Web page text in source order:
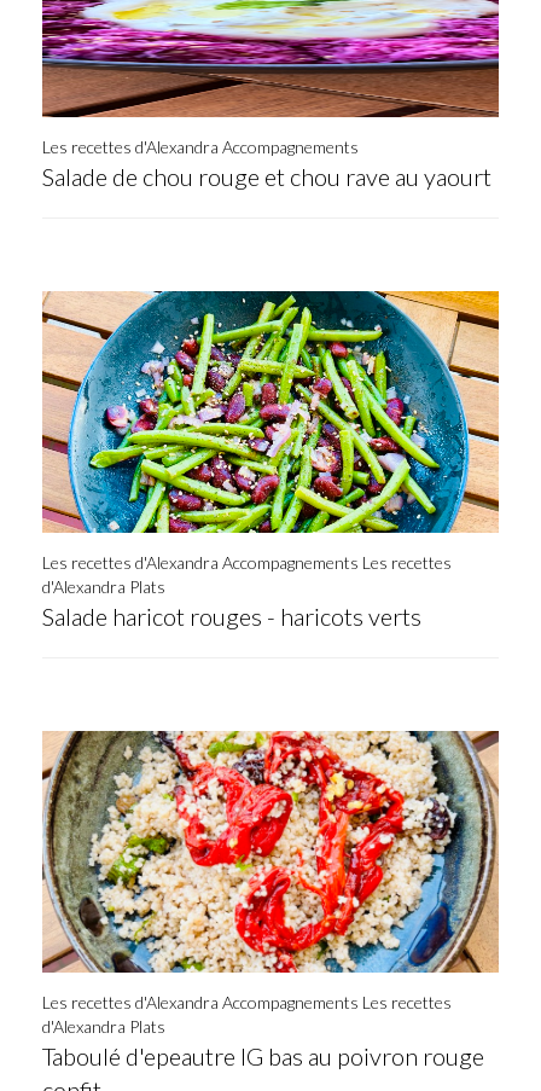
Les recettes d'Alexandra Accompagnements
Salade de chou rouge et chou rave au yaourt
Les recettes d'Alexandra Accompagnements Les recettes
d'Alexandra Plats
Salade haricot rouges - haricots verts
Les recettes d'Alexandra Accompagnements Les recettes
d'Alexandra Plats
Taboulé d'epeautre IG bas au poivron rouge